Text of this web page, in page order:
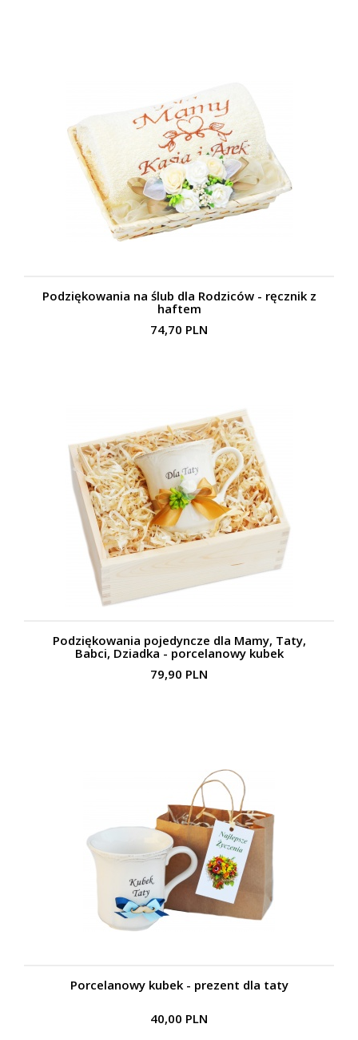
Podziękowania na ślub dla Rodziców - ręcznik z
haftem
74,70 PLN
Podziękowania pojedyncze dla Mamy, Taty,
Babci, Dziadka - porcelanowy kubek
79,90 PLN
Porcelanowy kubek - prezent dla taty
40,00 PLN